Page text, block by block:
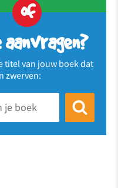
of
aanvragen?
titel van jouw boek dat
zwerven: